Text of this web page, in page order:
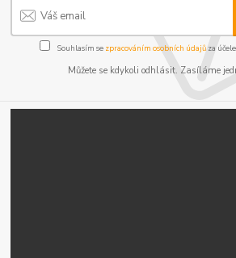
Souhlasím se zpracováním osobních údajůza
Můžete se kdykoli odhlásit. Zasíláme